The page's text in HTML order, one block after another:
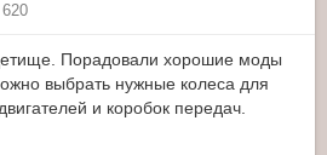
620
Порадовали хорошие моды
выбрать нужные колеса для
и коробок передач.